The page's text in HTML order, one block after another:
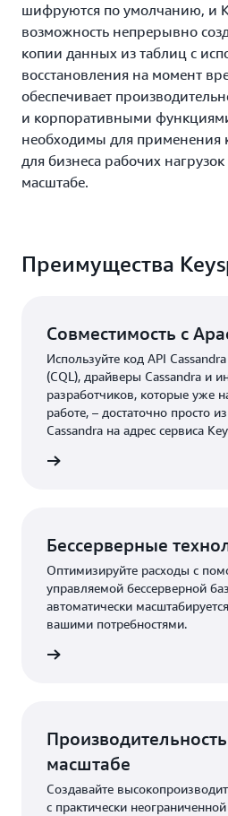
шифруются по умолчанию, и
возможность непрерывно
копии данных из таблиц с
восстановления на момент
обеспечивает
и корпоративными
необходимы для применения
для бизнеса рабочих
масштабе.
Преимущества
Совместимость с
Используйте код API
(CQL), драйверы Cassandra и
разработчиков, которые уже
работе, – достаточно просто
Cassandra на адрес сервиса
Бессерверные
Оптимизируйте расходы с
управляемой бессерверной
автоматически
вашими потребностями.
масштабе
Создавайте
с практически